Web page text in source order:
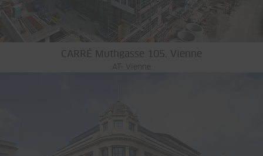
CARRÉ Muthgasse 105, Vienne
AT- Vienne